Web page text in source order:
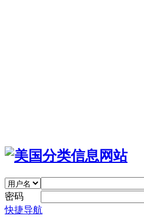
密码
快捷导航